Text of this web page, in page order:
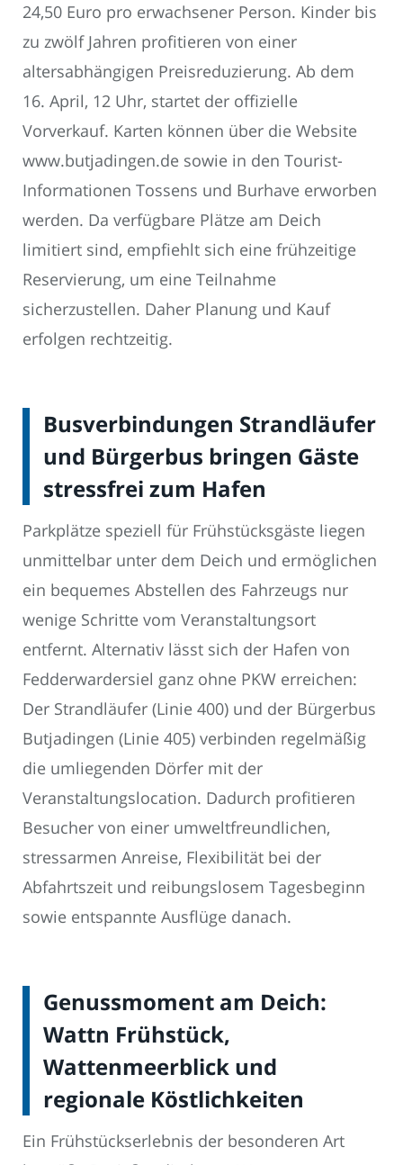
24,50 Euro pro erwachsener Person. Kinder bis
zu zwölf Jahren profitieren von einer
altersabhängigen Preisreduzierung. Ab dem
16. April, 12 Uhr, startet der offizielle
Vorverkauf. Karten können über die Website
www.butjadingen.de sowie in den Tourist-
Informationen Tossens und Burhave erworben
werden. Da verfügbare Plätze am Deich
limitiert sind, empfiehlt sich eine frühzeitige
Reservierung, um eine Teilnahme
sicherzustellen. Daher Planung und Kauf
erfolgen rechtzeitig.
Busverbindungen Strandläufer
und Bürgerbus bringen Gäste
stressfrei zum Hafen
Parkplätze speziell für Frühstücksgäste liegen
unmittelbar unter dem Deich und ermöglichen
ein bequemes Abstellen des Fahrzeugs nur
wenige Schritte vom Veranstaltungsort
entfernt. Alternativ lässt sich der Hafen von
Fedderwardersiel ganz ohne PKW erreichen:
Der Strandläufer (Linie 400) und der Bürgerbus
Butjadingen (Linie 405) verbinden regelmäßig
die umliegenden Dörfer mit der
Veranstaltungslocation. Dadurch profitieren
Besucher von einer umweltfreundlichen,
stressarmen Anreise, Flexibilität bei der
Abfahrtszeit und reibungslosem Tagesbeginn
sowie entspannte Ausflüge danach.
Genussmoment am Deich:
Wattn Frühstück,
Wattenmeerblick und
regionale Köstlichkeiten
Ein Frühstückserlebnis der besonderen Art